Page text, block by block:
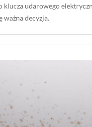
udarowego
ważna decyzja.